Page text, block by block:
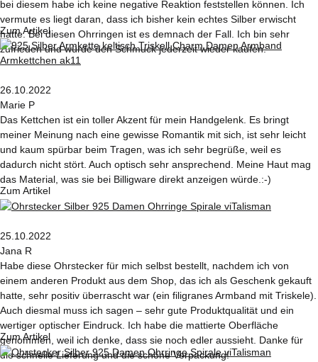
bei diesem habe ich keine negative Reaktion feststellen können. Ich
vermute es liegt daran, dass ich bisher kein echtes Silber erwischt
hatte. Bei diesen Ohrringen ist es demnach der Fall. Ich bin sehr
zufrieden und würde den Schmuck jederzeit wieder kaufen.
Zum Artikel
26.10.2022
Marie P
Das Kettchen ist ein toller Akzent für mein Handgelenk. Es bringt
meiner Meinung nach eine gewisse Romantik mit sich, ist sehr leicht
und kaum spürbar beim Tragen, was ich sehr begrüße, weil es
dadurch nicht stört. Auch optisch sehr ansprechend. Meine Haut mag
das Material, was sie bei Billigware direkt anzeigen würde.:-)
Zum Artikel
25.10.2022
Jana R
Habe diese Ohrstecker für mich selbst bestellt, nachdem ich von
einem anderen Produkt aus dem Shop, das ich als Geschenk gekauft
hatte, sehr positiv überrascht war (ein filigranes Armband mit Triskele).
Auch diesmal muss ich sagen – sehr gute Produktqualität und ein
wertiger optischer Eindruck. Ich habe die mattierte Oberfläche
genommen, weil ich denke, dass sie noch edler aussieht. Danke für
die schnelle Lieferung und die schöne Verpackung!
Zum Artikel